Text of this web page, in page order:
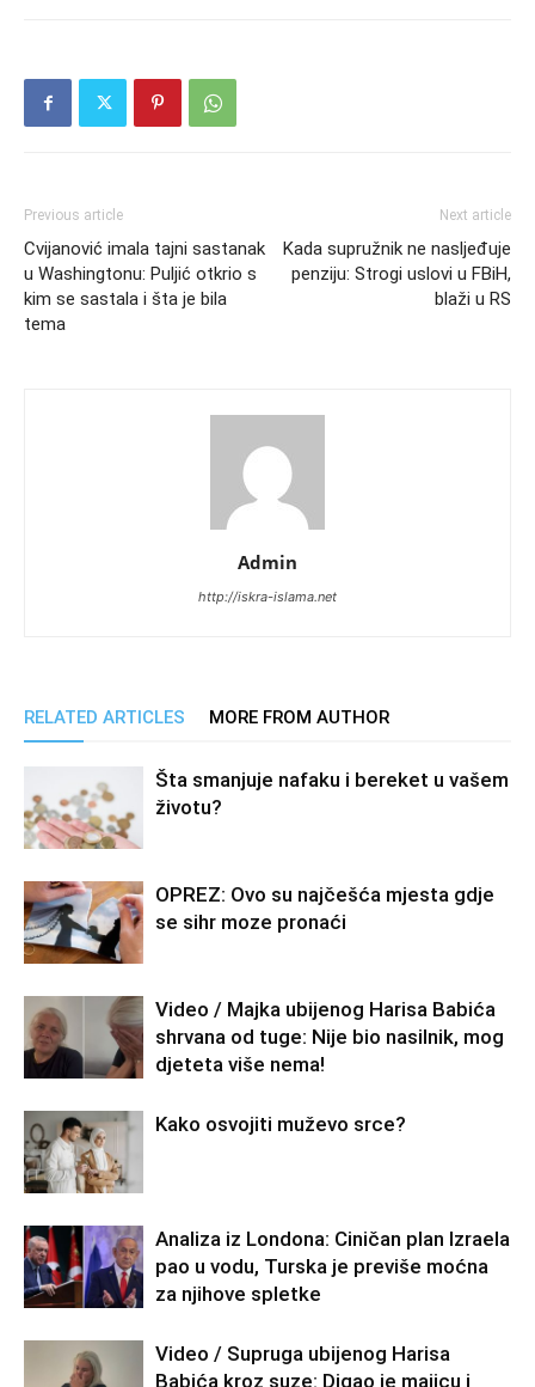
Previous article
Cvijanović imala tajni sastanak
u Washingtonu: Puljić otkrio s
kim se sastala i šta je bila
tema
Next article
Kada supružnik ne nasljeđuje
penziju: Strogi uslovi u FBiH,
blaži u RS
Admin
http://iskra-islama.net
RELATED ARTICLES MORE FROM AUTHOR
Šta smanjuje nafaku i bereket u vašem
životu?
OPREZ: Ovo su najčešća mjesta gdje
se sihr moze pronaći
Video / Majka ubijenog Harisa Babića
shrvana od tuge: Nije bio nasilnik, mog
djeteta više nema!
Kako osvojiti muževo srce?
Analiza iz Londona: Ciničan plan Izraela
pao u vodu, Turska je previše moćna
za njihove spletke
Video / Supruga ubijenog Harisa
Babića kroz suze: Digao je majicu i